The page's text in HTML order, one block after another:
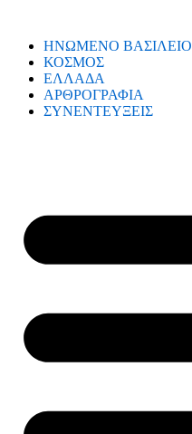
ΗΝΩΜΕΝΟ ΒΑΣΙΛΕΙΟ
ΚΟΣΜΟΣ
ΕΛΛΑΔΑ
ΑΡΘΡΟΓΡΑΦΙΑ
ΣΥΝΕΝΤΕΥΞΕΙΣ